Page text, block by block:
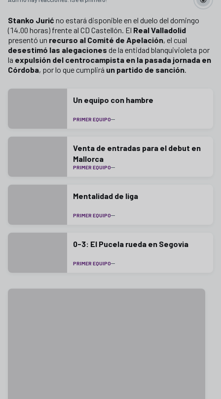
Stanko Jurić no estará disponible en el duelo del domingo
(14.00 horas) frente al CD Castellón. El Real Valladolid
presentó un recurso al Comité de Apelación, el cual
desestimó las alegaciones de la entidad blanquivioleta por
la expulsión del centrocampista en la pasada jornada en
Córdoba, por lo que cumplirá un partido de sanción.
Un equipo con hambre
PRIMER EQUIPO
Venta de entradas para el debut en
Mallorca
PRIMER EQUIPO
Mentalidad de liga
PRIMER EQUIPO
0-3: El Pucela rueda en Segovia
PRIMER EQUIPO